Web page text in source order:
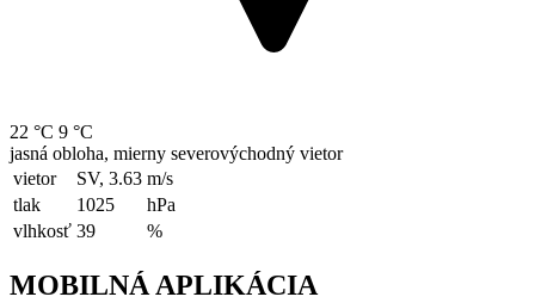
22 °C 9 °C
jasná obloha, mierny severovýchodný vietor
vietor
SV, 3.63 m/s
tlak
1025
hPa
vlhkosť 39 %
MOBILNÁ APLIKÁCIA